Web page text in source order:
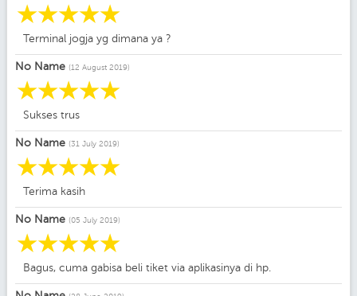
☆
☆
☆
☆
☆
Terminal jogja yg dimana ya ?
No Name (12 August 2019)
☆
☆
☆
☆
☆
Sukses trus
No Name (31 July 2019)
☆
☆
☆
☆
☆
Terima kasih
No Name (05 July 2019)
☆
☆
☆
☆
☆
Bagus, cuma gabisa beli tiket via aplikasinya di hp.